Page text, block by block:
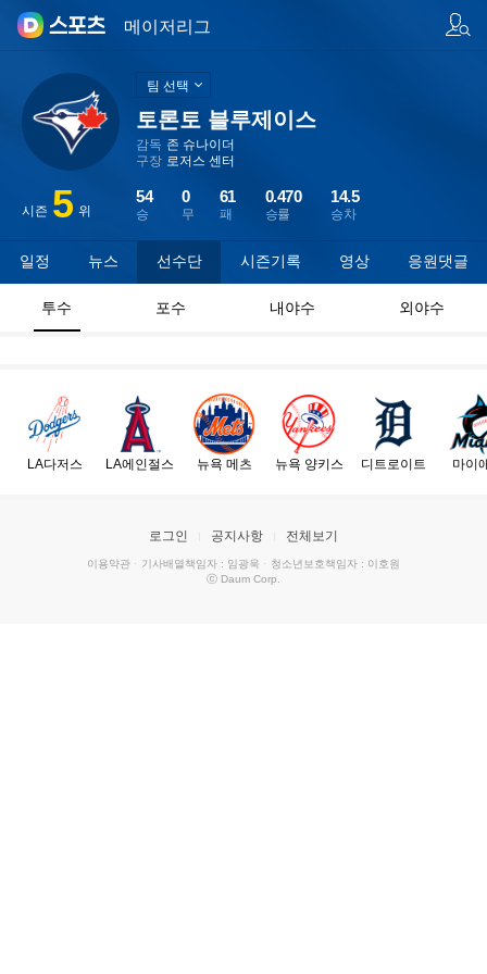
메이저리그
토론토 블루제이스
감독 존 슈나이더
구장 로저스 센터
시즌 5 위 승
54
무
0
패
61
승률
0.470
승차
14.5
팀 선택
일정 뉴스 선수단 시즌기록 영상 응원댓글
투수 포수 내야수 외야수
LA다저스 LA에인절스 뉴욕 메츠 뉴욕 양키스 디트로이트 마이
로그인 공지사항 전체보기
이용약관 · 기사배열책임자 : 임광욱 · 청소년보호책임자 : 이호원
ⓒ Daum Corp.